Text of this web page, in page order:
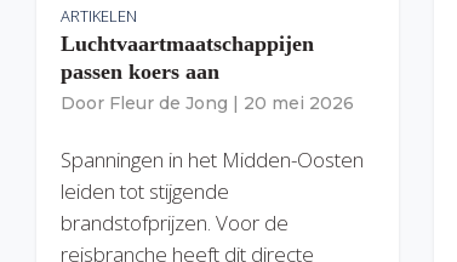
ARTIKELEN
Luchtvaartmaatschappijen
passen koers aan
Door Fleur de Jong | 20 mei 2026
Spanningen in het Midden-Oosten
leiden tot stijgende
brandstofprijzen. Voor de
reisbranche heeft dit directe